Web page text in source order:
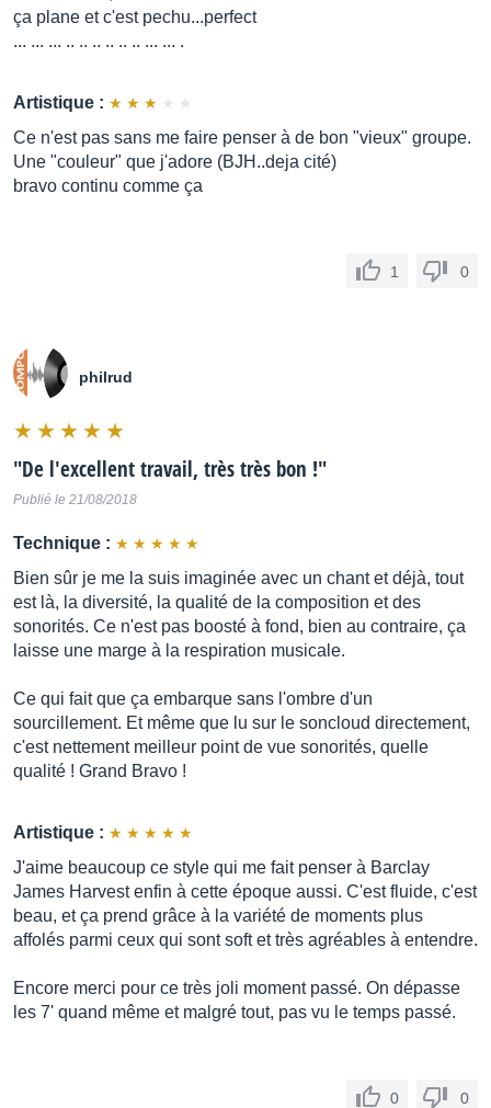
ça plane et c'est pechu...perfect
... ... ... .. .. .. .. .. .. ... ... .
Artistique :
Ce n'est pas sans me faire penser à de bon "vieux" groupe.
Une "couleur" que j'adore (BJH..deja cité)
bravo continu comme ça
1 0
philrud
"De l'excellent travail, très très bon !"
Publié le 21/08/2018
Technique :
Bien sûr je me la suis imaginée avec un chant et déjà, tout
est là, la diversité, la qualité de la composition et des
sonorités. Ce n'est pas boosté à fond, bien au contraire, ça
laisse une marge à la respiration musicale.
Ce qui fait que ça embarque sans l'ombre d'un
sourcillement. Et même que lu sur le soncloud directement,
c'est nettement meilleur point de vue sonorités, quelle
qualité ! Grand Bravo !
Artistique :
J'aime beaucoup ce style qui me fait penser à Barclay
James Harvest enfin à cette époque aussi. C'est fluide, c'est
beau, et ça prend grâce à la variété de moments plus
affolés parmi ceux qui sont soft et très agréables à entendre.
Encore merci pour ce très joli moment passé. On dépasse
les 7' quand même et malgré tout, pas vu le temps passé.
0 0